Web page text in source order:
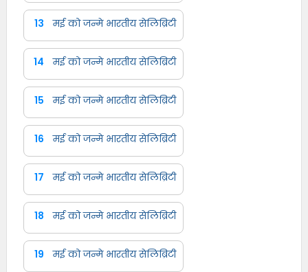
13 मई को जन्मे भारतीय सेलिब्रिटी
14 मई को जन्मे भारतीय सेलिब्रिटी
15 मई को जन्मे भारतीय सेलिब्रिटी
16 मई को जन्मे भारतीय सेलिब्रिटी
17 मई को जन्मे भारतीय सेलिब्रिटी
18 मई को जन्मे भारतीय सेलिब्रिटी
19 मई को जन्मे भारतीय सेलिब्रिटी